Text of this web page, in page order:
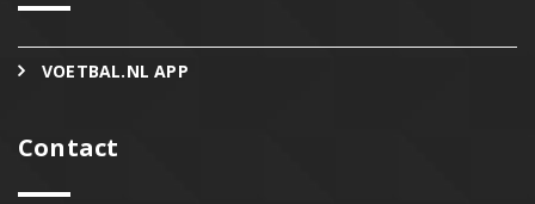
VOETBAL.NL APP
Contact